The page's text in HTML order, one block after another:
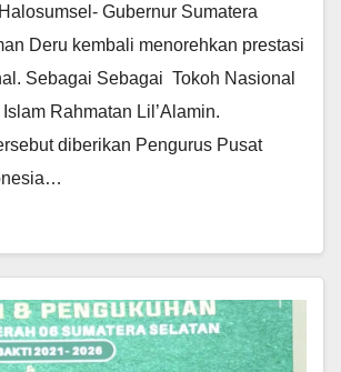
Gubernur Sumatera
Deru kembali menorehkan prestasi
Sebagai Sebagai Tokoh Nasional
Rahmatan Lil’Alamin.
diberikan Pengurus Pusat